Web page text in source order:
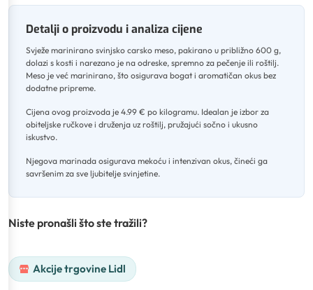
Detalji o proizvodu i analiza cijene
Svježe marinirano svinjsko carsko meso, pakirano u približno 600 g,
dolazi s kosti i narezano je na odreske, spremno za pečenje ili roštilj.
Meso je već marinirano, što osigurava bogat i aromatičan okus bez
dodatne pripreme.
Cijena ovog proizvoda je 4.99 € po kilogramu. Idealan je izbor za
obiteljske ručkove i druženja uz roštilj, pružajući sočno i ukusno
iskustvo.
Njegova marinada osigurava mekoću i intenzivan okus, čineći ga
savršenim za sve ljubitelje svinjetine.
Niste pronašli što ste tražili?
Akcije trgovine Lidl